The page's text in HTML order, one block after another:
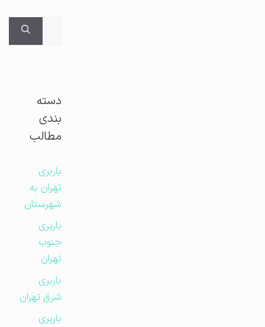
دسته
بندی
مطالب
باربری
تهران به
شهرستان
باربری
جنوب
تهران
باربری
شرق تهران
باربری